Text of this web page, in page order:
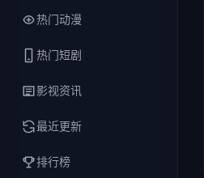
热门动漫
热门短剧
影视资讯
最近更新
排行榜